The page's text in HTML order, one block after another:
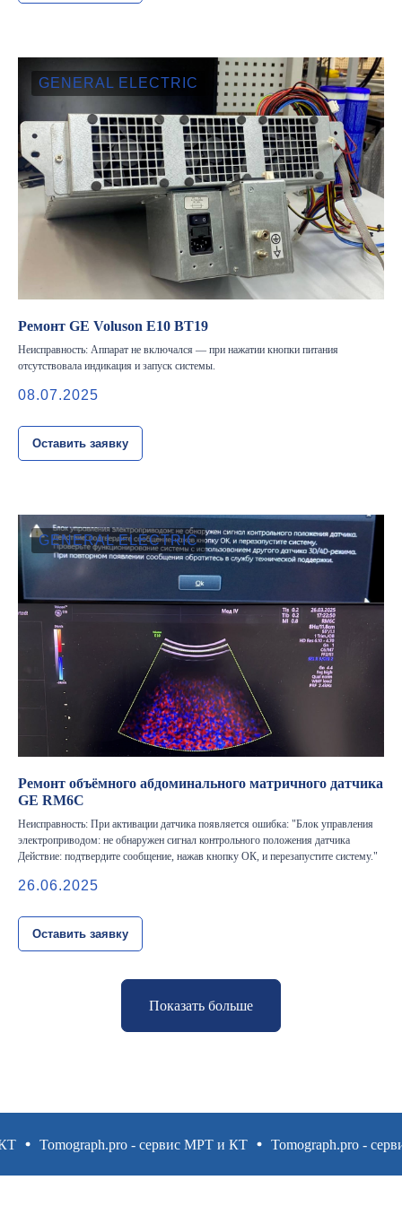
GENERAL ELECTRIC
Ремонт GE Voluson E10 BT19
Неисправность: Аппарат не включался — при нажатии кнопки питания
отсутствовала индикация и запуск системы.
08.07.2025
Оставить заявку
GENERAL ELECTRIC
Ремонт объёмного абдоминального матричного датчика
GE RM6C
Неисправность: При активации датчика появляется ошибка: "Блок управления
электроприводом: не обнаружен сигнал контрольного положения датчика
Действие: подтвердите сообщение, нажав кнопку ОК, и перезапустите систему."
26.06.2025
Оставить заявку
Показать больше
Tomograph.pro - сервис МРТ и КТ Tomograph.pro - сервис
только с согласия владельца. Владелец оставляет за собой
Продолжая работу с сайтом, вы даете согласие на
использование сайтом cookies и обработку персональных
данных в целях функционирования сайта, проведения
ретаргетинга, статистических исследований, улучшения
сервиса и предоставления релевантной рекламной
информации на основе ваших предпочтений и интересов.